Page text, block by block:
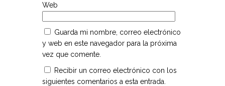
Web
Guarda mi nombre, correo electrónico
y web en este navegador para la próxima
vez que comente.
Recibir un correo electrónico con los
siguientes comentarios a esta entrada.